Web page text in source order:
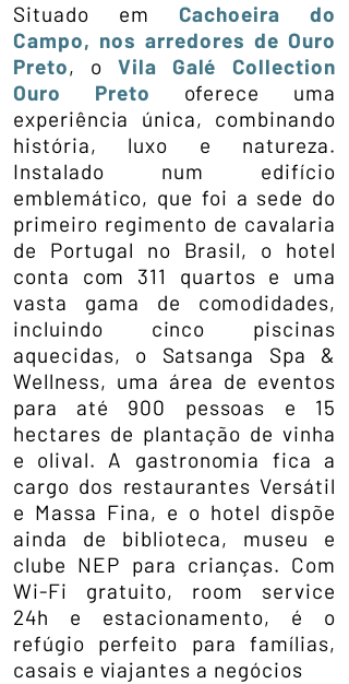
Situado em Cachoeira do
Campo, nos arredores de Ouro
Preto, o Vila Galé Collection
Ouro Preto oferece uma
experiência única, combinando
história, luxo e natureza.
Instalado num edifício
emblemático, que foi a sede do
primeiro regimento de cavalaria
de Portugal no Brasil, o hotel
conta com 311 quartos e uma
vasta gama de comodidades,
incluindo cinco piscinas
aquecidas, o Satsanga Spa &
Wellness, uma área de eventos
para até 900 pessoas e 15
hectares de plantação de vinha
e olival. A gastronomia fica a
cargo dos restaurantes Versátil
e Massa Fina, e o hotel dispõe
ainda de biblioteca, museu e
clube NEP para crianças. Com
Wi-Fi gratuito, room service
24h e estacionamento, é o
refúgio perfeito para famílias,
casais e viajantes a negócios